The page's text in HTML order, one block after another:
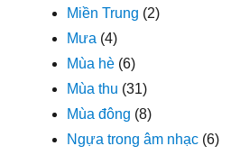
Miền Trung (2)
Mưa (4)
Mùa hè (6)
Mùa thu (31)
Mùa đông (8)
Ngựa trong âm nhạc (6)